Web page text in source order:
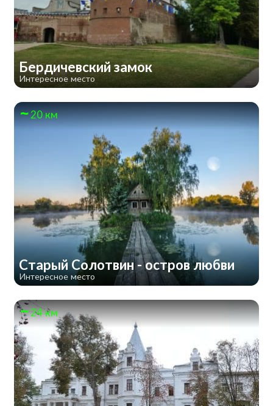
Бердичевский замок
Интересное место
20 км
Старый Солотвин - остров любви
Интересное место
24 км